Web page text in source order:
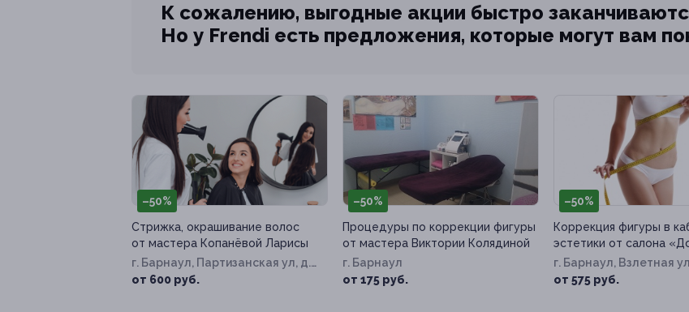
К сожалению, выгодные акции быстро
Но у Frendi есть предложения, которые могут вам
–50%
Стрижка, окрашивание волос
от мастера Копанёвой Ларисы
г. Барнаул, Партизанская ул, д.
40
от 600 руб.
–50%
Процедуры по коррекции фигуры
от мастера Виктории Колядиной
г. Барнаул
от 175 руб.
–50%
Коррекция фигуры в
эстетики от салона
г. Барнаул, Взлетная
от 575 руб.